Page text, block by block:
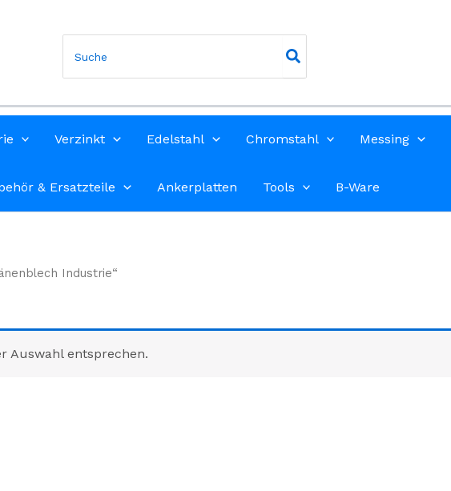
for:
Verzinkt Edelstahl Chromstahl Messing
& Ersatzteile Ankerplatten Tools B-Ware
Industrie“
Auswahl entsprechen.